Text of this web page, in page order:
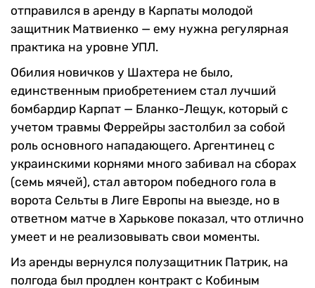
отправился в аренду в Карпаты молодой
защитник Матвиенко — ему нужна регулярная
практика на уровне УПЛ.
Обилия новичков у Шахтера не было,
единственным приобретением стал лучший
бомбардир Карпат — Бланко-Лещук, который с
учетом травмы Феррейры застолбил за собой
роль основного нападающего. Аргентинец с
украинскими корнями много забивал на сборах
(семь мячей), стал автором победного гола в
ворота Сельты в Лиге Европы на выезде, но в
ответном матче в Харькове показал, что отлично
умеет и не реализовывать свои моменты.
Из аренды вернулся полузащитник Патрик, на
полгода был продлен контракт с Кобиным